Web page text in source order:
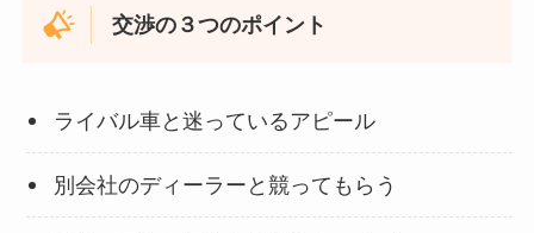
交渉の３つのポイント
ライバル車と迷っているアピール
別会社のディーラーと競ってもらう